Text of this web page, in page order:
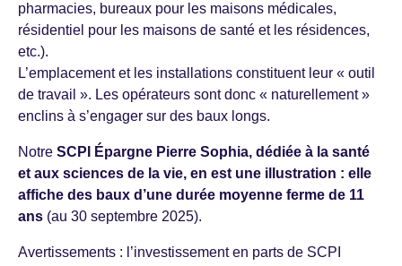
pharmacies, bureaux pour les maisons médicales,
résidentiel pour les maisons de santé et les résidences,
etc.).
L’emplacement et les installations constituent leur « outil
de travail ». Les opérateurs sont donc « naturellement »
enclins à s’engager sur des baux longs.
Notre SCPI Épargne Pierre Sophia, dédiée à la santé
et aux sciences de la vie, en est une illustration : elle
affiche des baux d’une durée moyenne ferme de 11
ans (au 30 septembre 2025).
Avertissements : l’investissement en parts de SCPI